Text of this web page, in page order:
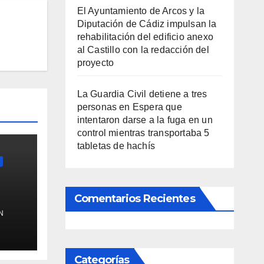
El Ayuntamiento de Arcos y la
Diputación de Cádiz impulsan la
rehabilitación del edificio anexo
al Castillo con la redacción del
proyecto
La Guardia Civil detiene a tres
personas en Espera que
intentaron darse a la fuga en un
control mientras transportaba 5
tabletas de hachís
Comentarios Recientes
Categorías